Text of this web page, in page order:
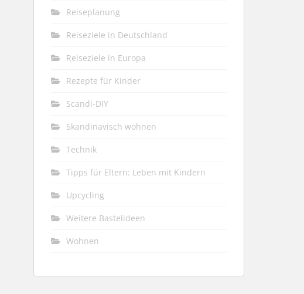
Reiseplanung
Reiseziele in Deutschland
Reiseziele in Europa
Rezepte für Kinder
Scandi-DIY
Skandinavisch wohnen
Technik
Tipps für Eltern: Leben mit Kindern
Upcycling
Weitere Bastelideen
Wohnen